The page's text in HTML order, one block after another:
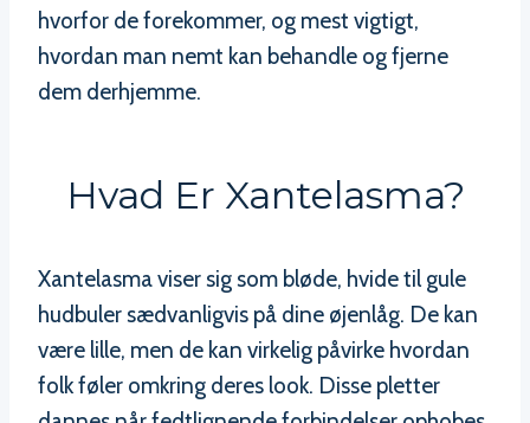
hvorfor de forekommer, og mest vigtigt,
hvordan man nemt kan behandle og fjerne
dem derhjemme.
Hvad Er Xantelasma?
Xantelasma viser sig som bløde, hvide til gule
hudbuler sædvanligvis på dine øjenlåg. De kan
være lille, men de kan virkelig påvirke hvordan
folk føler omkring deres look. Disse pletter